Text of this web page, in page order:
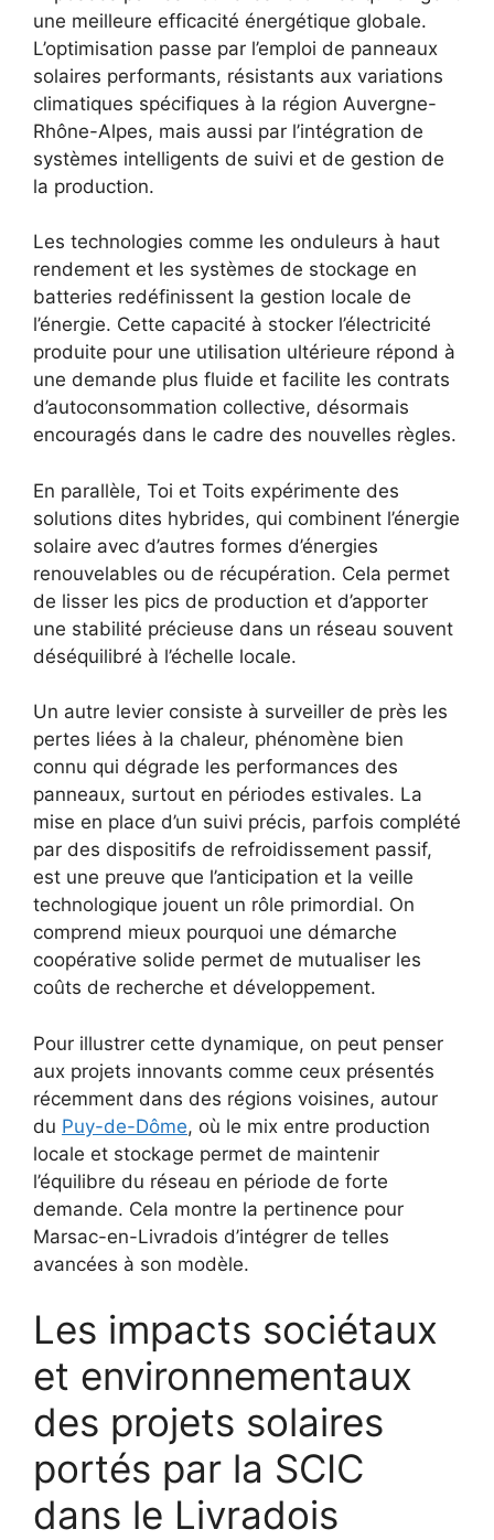
une meilleure efficacité énergétique globale.
L’optimisation passe par l’emploi de panneaux
solaires performants, résistants aux variations
climatiques spécifiques à la région Auvergne-
Rhône-Alpes, mais aussi par l’intégration de
systèmes intelligents de suivi et de gestion de
la production.
Les technologies comme les onduleurs à haut
rendement et les systèmes de stockage en
batteries redéfinissent la gestion locale de
l’énergie. Cette capacité à stocker l’électricité
produite pour une utilisation ultérieure répond à
une demande plus fluide et facilite les contrats
d’autoconsommation collective, désormais
encouragés dans le cadre des nouvelles règles.
En parallèle, Toi et Toits expérimente des
solutions dites hybrides, qui combinent l’énergie
solaire avec d’autres formes d’énergies
renouvelables ou de récupération. Cela permet
de lisser les pics de production et d’apporter
une stabilité précieuse dans un réseau souvent
déséquilibré à l’échelle locale.
Un autre levier consiste à surveiller de près les
pertes liées à la chaleur, phénomène bien
connu qui dégrade les performances des
panneaux, surtout en périodes estivales. La
mise en place d’un suivi précis, parfois complété
par des dispositifs de refroidissement passif,
est une preuve que l’anticipation et la veille
technologique jouent un rôle primordial. On
comprend mieux pourquoi une démarche
coopérative solide permet de mutualiser les
coûts de recherche et développement.
Pour illustrer cette dynamique, on peut penser
aux projets innovants comme ceux présentés
récemment dans des régions voisines, autour
du Puy-de-Dôme, où le mix entre production
locale et stockage permet de maintenir
l’équilibre du réseau en période de forte
demande. Cela montre la pertinence pour
Marsac-en-Livradois d’intégrer de telles
avancées à son modèle.
Les impacts sociétaux
et environnementaux
des projets solaires
portés par la SCIC
dans le Livradois